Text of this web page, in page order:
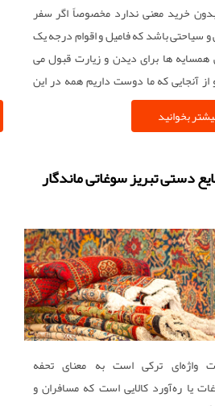
خرید معنی ندارد مخصوصاً اگر سفر
و سیاحتی باشد که فامیل و اقوام درجه یک
ها برای دیدن و زیارت قبول می
از آنجایی که ما دوست داریم همه در این
ما شریک شوند سعی می کنیم یک
کوچک هم که شده برای آنها بیاوریم در
کربلا رفتیم که این روزها به دلیل داشتم
متفاوت و با کیفیت نظر همه مشتریان و
بخوانید
دستی تبریز سوغاتی ماندگار
واژه‌ای ترکی است به معنای تحفه
یا ره‌آورد کالایی است که مسافران و